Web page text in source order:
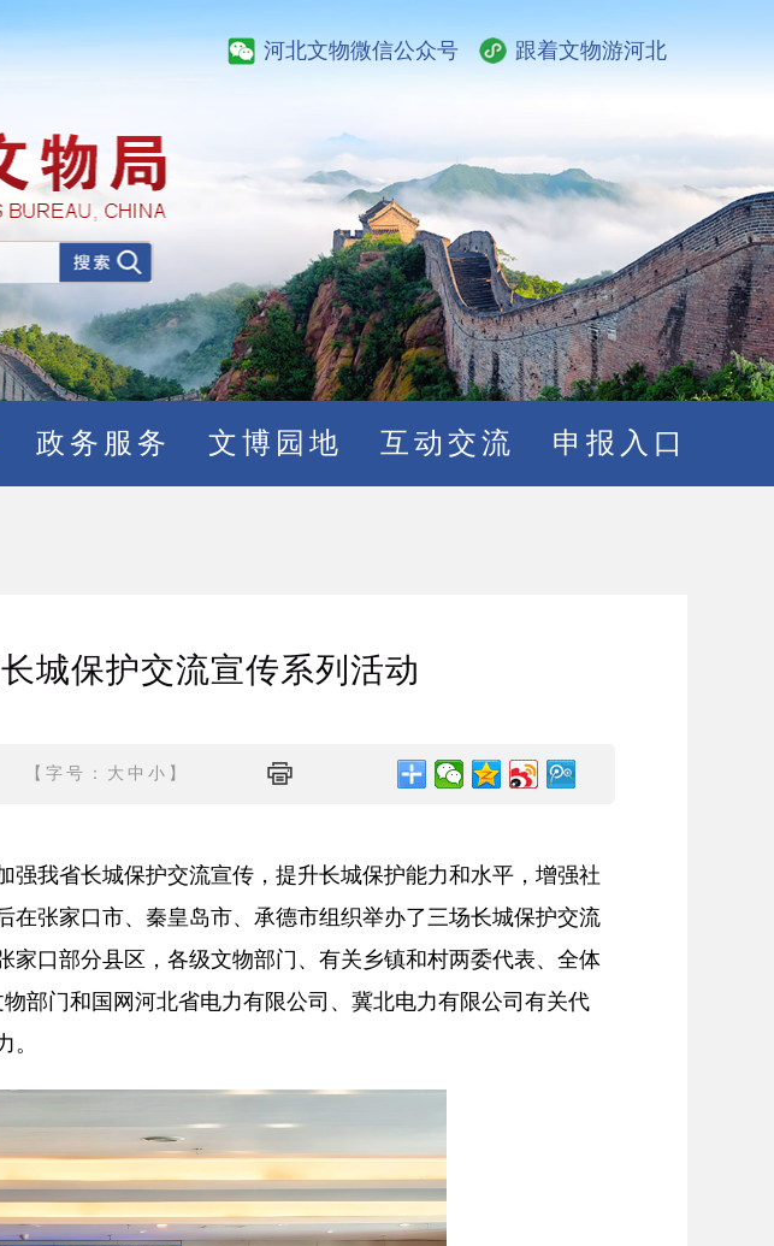
河北文物微信公众号 跟着文物游河北
政务服务 文博园地 互动交流 申报入口
城保护交流宣传系列活动
【字号： 大 中 小 】
我省长城保护交流宣传，提升长城保护能力和水平，增强社
在张家口市、秦皇岛市、承德市组织举办了三场长城保护交流
口部分县区，各级文物部门、有关乡镇和村两委代表、全体
部门和国网河北省电力有限公司、冀北电力有限公司有关代